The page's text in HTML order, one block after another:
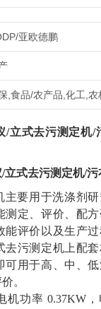
亚欧德鹏
,食品/农产品,化工,农
/立式去污测定机/
/立式去污测定机/
主要用于洗涤剂研
测定、评价、配
能评价以及生产
去污测定机上配
可用于高、中、
。
机功率 0.37KW